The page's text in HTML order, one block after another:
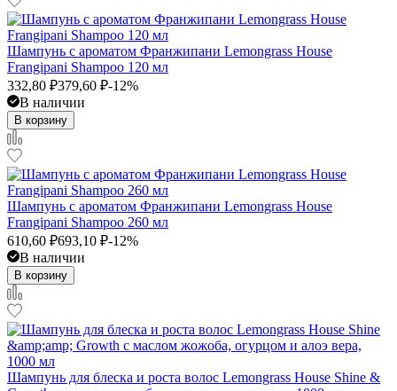
Шампунь с ароматом Франжипани Lemongrass House
Frangipani Shampoo 120 мл
332,80 ₽379,60 ₽-12%
В наличии
В корзину
Шампунь с ароматом Франжипани Lemongrass House
Frangipani Shampoo 260 мл
610,60 ₽693,10 ₽-12%
В наличии
В корзину
Шампунь для блеска и роста волос Lemongrass House Shine &